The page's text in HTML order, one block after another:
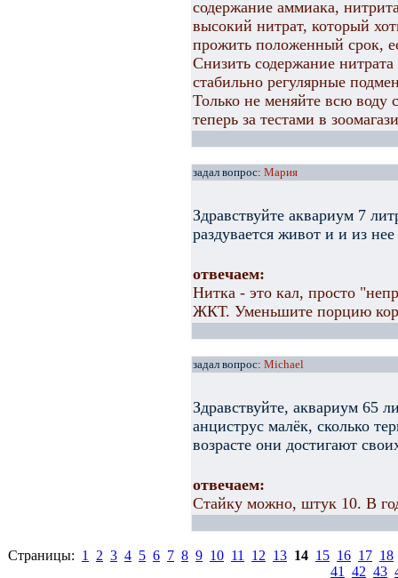
содержание аммиака,
высокий нитрат, который
прожить положенный срок,
Снизить содержание
стабильно регулярные
Только не меняйте всю воду
теперь за тестами в
задал вопрос: Мария
Здравствуйте аквариум 7
раздувается живот и и из
отвечаем:
Нитка - это кал, просто
ЖКТ. Уменьшите порцию
задал вопрос: Michael
Здравствуйте, аквариум 65
анциструс малёк, сколько
возрасте они достигают
отвечаем:
Стайку можно, штук 10. В
Страницы: 1 2 3 4 5 6 7 8 9 10 11 12 13 14 15 16 17 18
41
42 43